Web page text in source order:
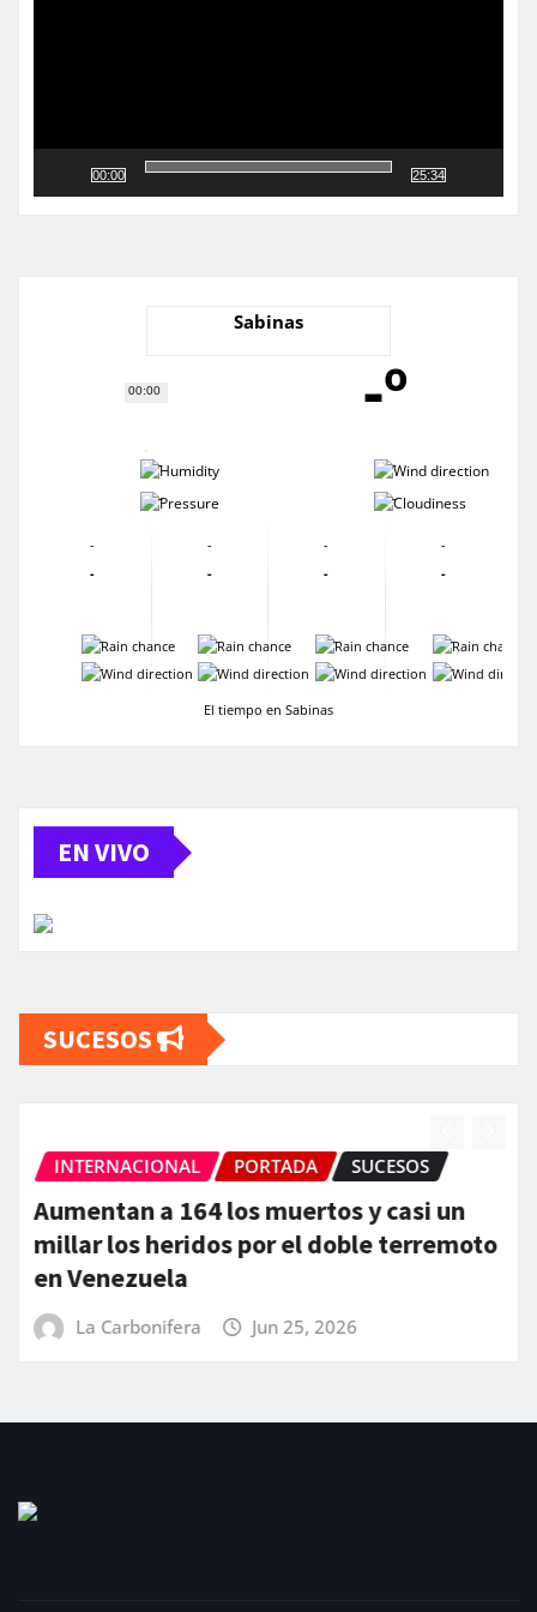
00:00
00:00
25:34
Sabinas
-º
-
-
-
-
-
-
-
-
-
-
-
-
-
-
-
-
-
-
-
-
El tiempo en Sabinas
EN VIVO
SUCESOS
INTERNACIONAL PORTADA SUCESOS
Aumentan a 164 los muertos y casi un
millar los heridos por el doble terremoto
en Venezuela
La Carbonifera Jun 25, 2026